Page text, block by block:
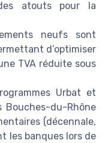
atouts pour la
neufs sont
d’optimiser
TVA réduite sous
Urbat et
Bouches-du-Rhône
(décennale,
les banques lors de